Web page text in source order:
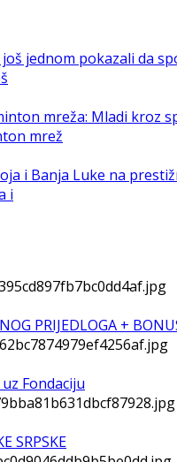
mrež
i
PRIJEDLOGA +
Fondaciju
SRPSKE